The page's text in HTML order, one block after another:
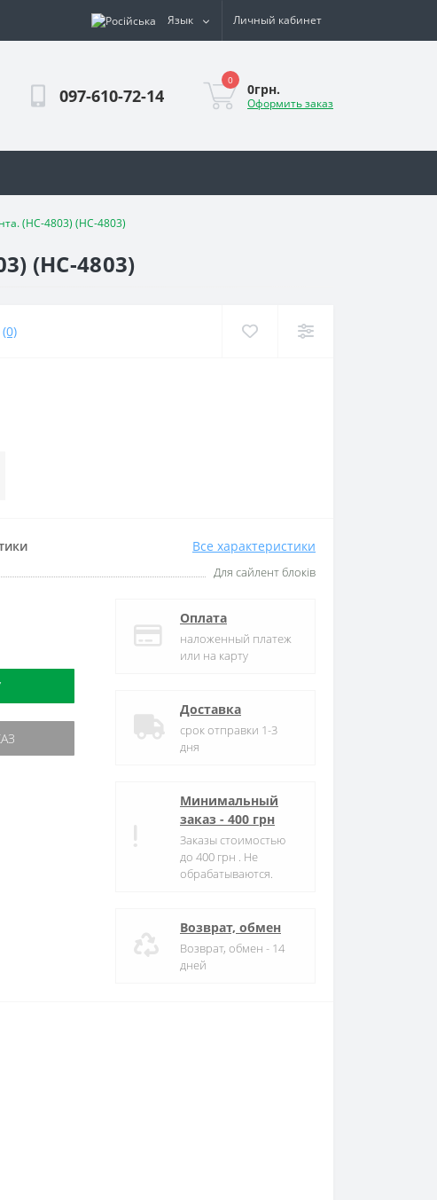
Язык Личный кабинет
097-610-72-14
0
0грн.
Оформить заказ
(НС-4803) (НС-4803)
(НС-4803)
(0)
Все характеристики
Для сайлент блоків
Оплата
наложенный платеж
или на карту
Доставка
срок отправки 1-3
дня
Минимальный
заказ - 400 грн
Заказы стоимостью
до 400 грн . Не
обрабатываются.
Возврат, обмен
Возврат, обмен - 14
дней